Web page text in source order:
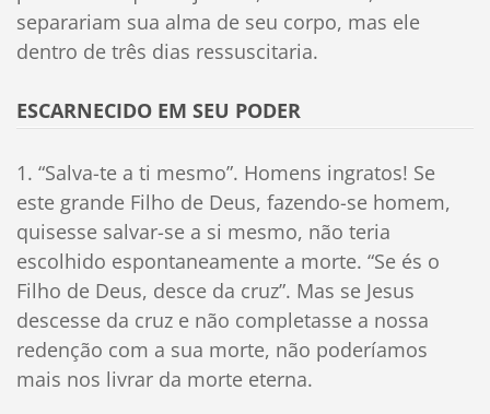
separariam sua alma de seu corpo, mas ele
dentro de três dias ressuscitaria.
ESCARNECIDO EM SEU PODER
1. “Salva-te a ti mesmo”. Homens ingratos! Se
este grande Filho de Deus, fazendo-se homem,
quisesse salvar-se a si mesmo, não teria
escolhido espontaneamente a morte. “Se és o
Filho de Deus, desce da cruz”. Mas se Jesus
descesse da cruz e não completasse a nossa
redenção com a sua morte, não poderíamos
mais nos livrar da morte eterna.